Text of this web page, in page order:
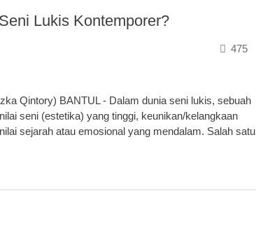
Lukis Kontemporer?
475
Qintory) BANTUL - Dalam dunia seni lukis, sebuah
seni (estetika) yang tinggi, keunikan/kelangkaan
sejarah atau emosional yang mendalam. Salah satu